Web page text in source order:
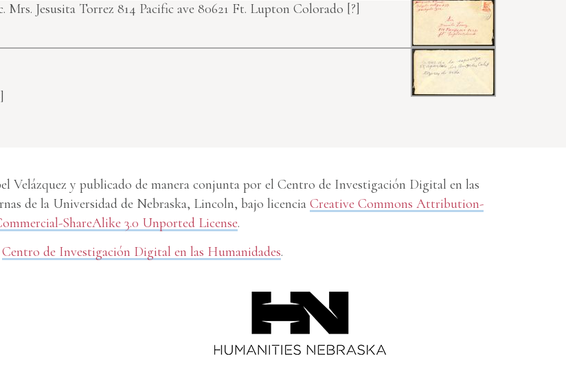
Mrs. Jesusita Torrez 814 Pacific ave 80621 Ft. Lupton Colorado [?]
Velázquez y publicado de manera conjunta por el Centro de Investigación Digital en las
de la Universidad de Nebraska, Lincoln, bajo licencia Creative Commons Attribution-
ShareAlike 3.0 Unported License.
Centro de Investigación Digital en las Humanidades.